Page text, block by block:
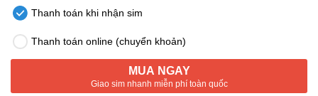
Thanh toán khi nhận sim
Thanh toán online (chuyển khoản)
MUA NGAY
Giao sim nhanh miễn phí toàn quốc